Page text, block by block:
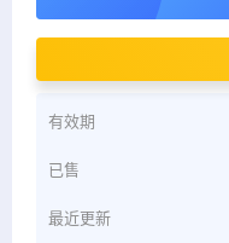
有效期
已售
最近更新